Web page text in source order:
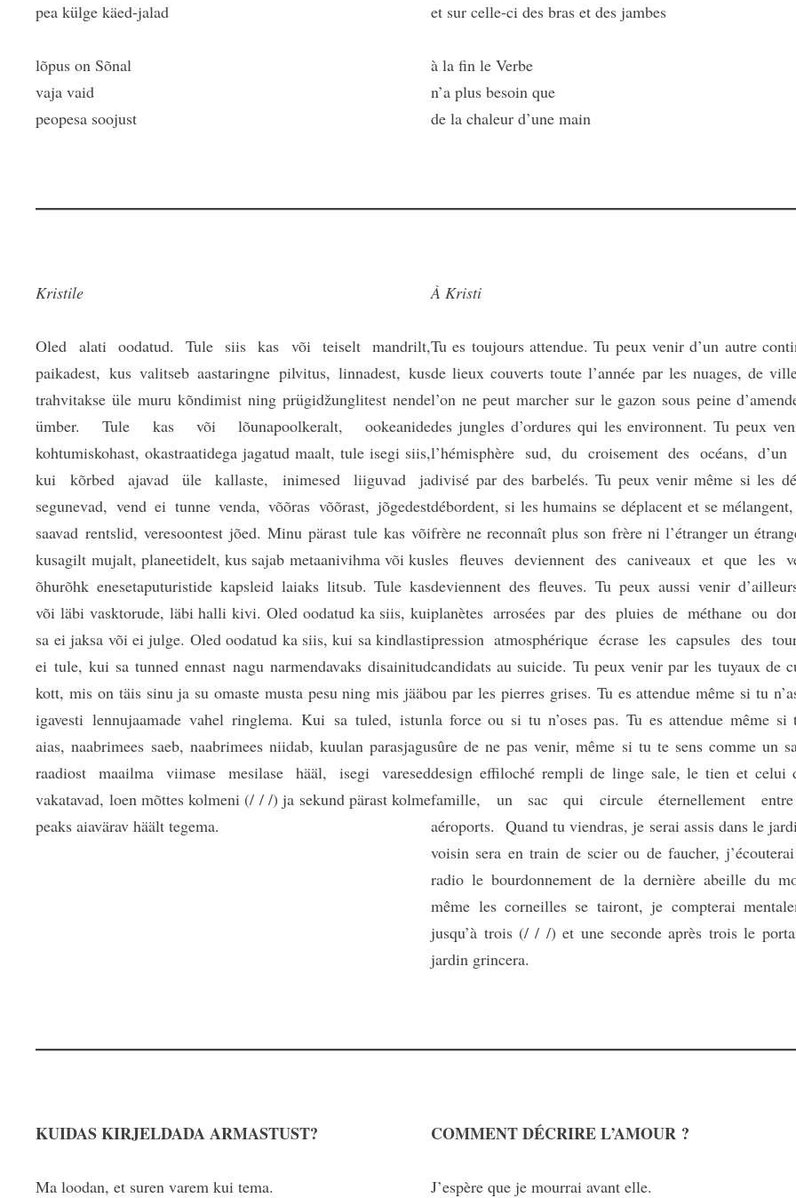
pea külge käed-jalad
lõpus on Sõnal
vaja vaid
peopesa soojust
et sur celle-ci des bras et des jambes
à la fin le Verbe
n’a plus besoin que
de la chaleur d’une main
Kristile
Oled alati oodatud. Tule siis kas või teiselt mandrilt,
paikadest, kus valitseb aastaringne pilvitus, linnadest, kus
trahvitakse üle muru kõndimist ning prügidžunglitest nende
ümber. Tule kas või lõunapoolkeralt, ookeanide
kohtumiskohast, okastraatidega jagatud maalt, tule isegi siis,
kui kõrbed ajavad üle kallaste, inimesed liiguvad ja
segunevad, vend ei tunne venda, võõras võõrast, jõgedest
saavad rentslid, veresoontest jõed. Minu pärast tule kas või
kusagilt mujalt, planeetidelt, kus sajab metaanivihma või kus
õhurõhk enesetaputuristide kapsleid laiaks litsub. Tule kas
või läbi vasktorude, läbi halli kivi. Oled oodatud ka siis, kui
sa ei jaksa või ei julge. Oled oodatud ka siis, kui sa kindlasti
ei tule, kui sa tunned ennast nagu narmendavaks disainitud
kott, mis on täis sinu ja su omaste musta pesu ning mis jääb
igavesti lennujaamade vahel ringlema. Kui sa tuled, istun
aias, naabrimees saeb, naabrimees niidab, kuulan parasjagu
raadiost maailma viimase mesilase hääl, isegi varesed
vakatavad, loen mõttes kolmeni (/ / /) ja sekund pärast kolme
peaks aiavärav häält tegema.
À Kristi
Tu es toujours attendue. Tu peux venir d’un autre
de lieux couverts toute l’année par les nuages, de
l’on ne peut marcher sur le gazon sous peine
des jungles d’ordures qui les environnent. Tu peux
l’hémisphère sud, du croisement des océans, d’un
divisé par des barbelés. Tu peux venir même si les
débordent, si les humains se déplacent et se
frère ne reconnaît plus son frère ni l’étranger un
les fleuves deviennent des caniveaux et que les
deviennent des fleuves. Tu peux aussi venir
planètes arrosées par des pluies de méthane ou
pression atmosphérique écrase les capsules des
candidats au suicide. Tu peux venir par les tuyaux de
ou par les pierres grises. Tu es attendue même si tu
la force ou si tu n’oses pas. Tu es attendue même si
sûre de ne pas venir, même si tu te sens comme un
design effiloché rempli de linge sale, le tien et celui
famille, un sac qui circule éternellement
aéroports. Quand tu viendras, je serai assis dans le
voisin sera en train de scier ou de faucher,
radio le bourdonnement de la dernière abeille du
même les corneilles se tairont, je compterai
jusqu’à trois (/ / /) et une seconde après trois le
jardin grincera.
KUIDAS KIRJELDADA ARMASTUST?
Ma loodan, et suren varem kui tema.
COMMENT DÉCRIRE L’AMOUR ?
J’espère que je mourrai avant elle.